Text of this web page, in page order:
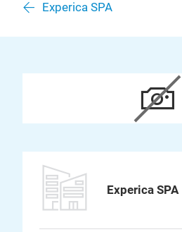
Experica SPA
Experica SPA